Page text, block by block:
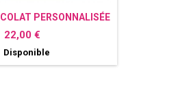
PERSONNALISÉE
LE ROI LION
Prix
22,00 €
Disponible